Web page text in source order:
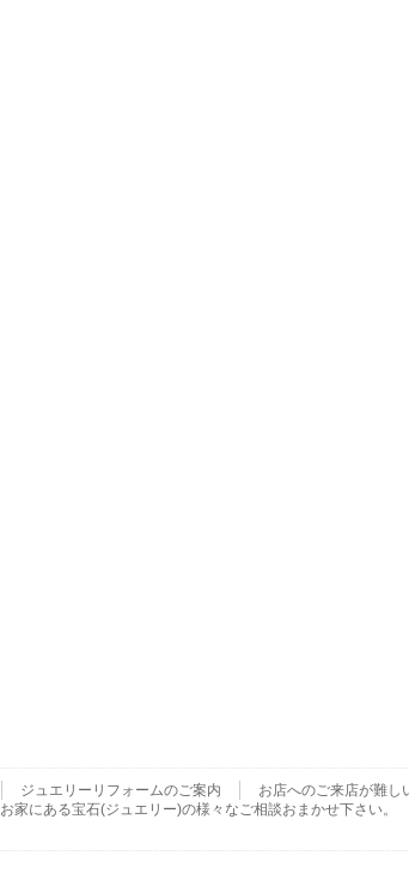
ジュエリーリフォームのご案内 お店へのご来店が難し
お家にある宝石(ジュエリー)の様々なご相談おまかせ下さい。